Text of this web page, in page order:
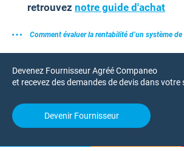
retrouvez notre guide d'achat
Comment évaluer la rentabilité d’un système
Devenez Fournisseur Agréé Companeo
et recevez des demandes de devis dans votre
Devenir Fournisseur